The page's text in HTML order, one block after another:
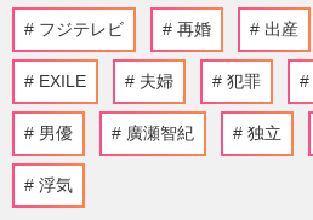
フジテレビ 再婚 出産
EXILE 夫婦 犯罪
男優 廣瀬智紀 独立
浮気